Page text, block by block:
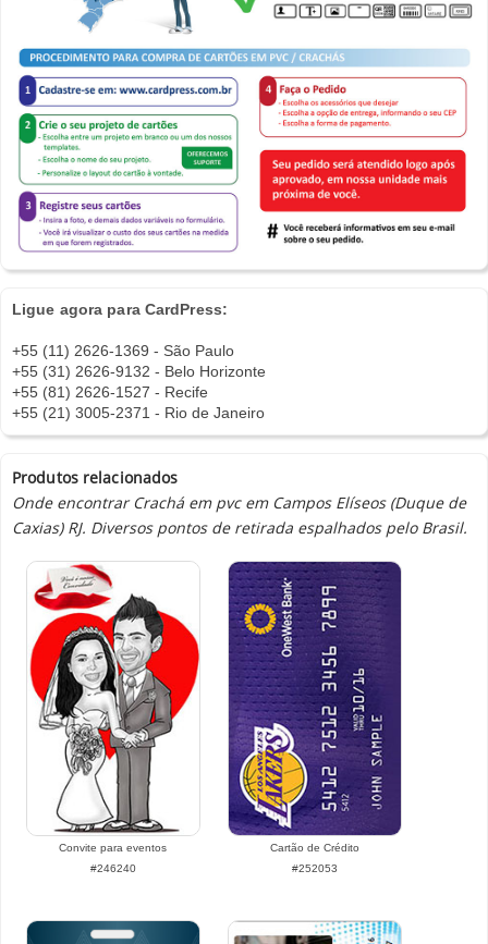
Ligue agora para CardPress:
+55 (11) 2626-1369 - São Paulo
+55 (31) 2626-9132 - Belo Horizonte
+55 (81) 2626-1527 - Recife
+55 (21) 3005-2371 - Rio de Janeiro
Produtos relacionados
Onde encontrar Crachá em pvc em Campos Elíseos (Duque de
Caxias) RJ. Diversos pontos de retirada espalhados pelo Brasil.
Convite para eventos
#246240
Cartão de Crédito
#252053